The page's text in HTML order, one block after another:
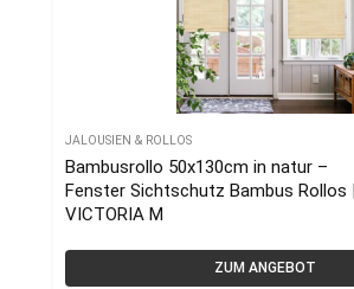
JALOUSIEN & ROLLOS
Bambusrollo 50x130cm in natur –
Fenster Sichtschutz Bambus Rollos |
VICTORIA M
ZUM ANGEBOT